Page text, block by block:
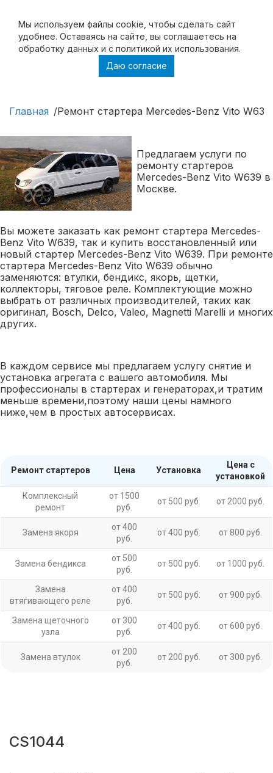
Мы используем файлы cookie, чтобы cделать сайт
удобнее. Оставаясь на сайте, вы соглашаетесь на
обработку данных и с политикой их использования.
Даю согласие
Ремонт стартера Mercedes-Benz Vito W639,
Главная Ремонт стартера Mercedes-Benz Vito
Предлагаем услуги по
ремонту стартеров
Mercedes-Benz Vito W639 в
Москве.
Вы можете заказать как ремонт стартера Mercedes-
Benz Vito W639, так и купить восстановленный или
новый стартер Mercedes-Benz Vito W639. При ремонте
стартера Mercedes-Benz Vito W639 обычно
заменяются: втулки, бендикс, якорь, щетки,
коллекторы, тяговое реле. Комплектующие можно
выбрать от различных производителей, таких как
оригинал, Bosch, Delco, Valeo, Magnetti Marelli и многих
других.
В каждом сервисе мы предлагаем услугу снятие и
установка агрегата с вашего автомобиля. Мы
профессионалы в стартерах и генераторах,и тратим
меньше времени,поэтому наши цены намного
ниже,чем в простых автосервисах.
Ремонт стартеров Цена Установка
Цена с
установкой
Комплексный
ремонт
от 1500
руб.
от 500 руб. от 2000 руб.
Замена якоря
от 400
руб.
от 400 руб. от 800 руб.
Замена бендикса
от 500
руб.
от 500 руб. от 1000 руб.
Замена
втягивающего реле
от 400
руб.
от 500 руб. от 900 руб.
Замена щеточного
узла
от 300
руб.
от 400 руб. от 600 руб.
Замена втулок
от 200
руб.
от 200 руб. от 300 руб.
CS1044